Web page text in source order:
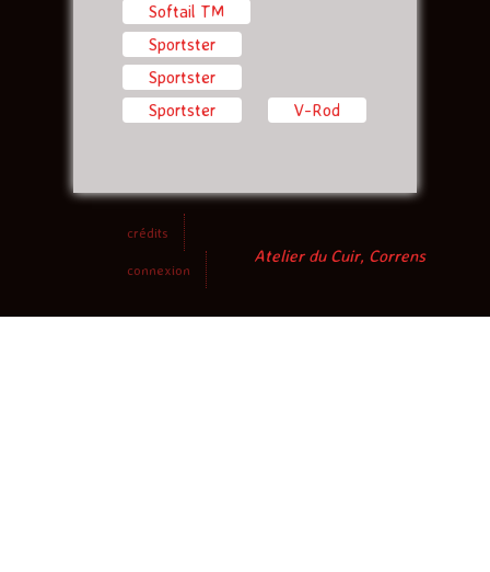
Softail TM
Sportster
Sportster
Sportster
V-Rod
crédits
connexion
Atelier du Cuir, Correns